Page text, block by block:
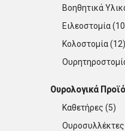
Βοηθητικά
Ειλεοστομία
Κολοστομία(12)
Ουρολογικά
Καθετήρες (5)
Ουροσυλλέκτες